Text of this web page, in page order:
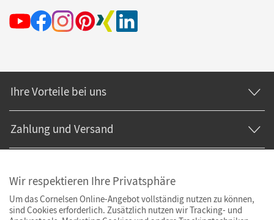
Ihre Vorteile bei uns
Zahlung und Versand
Wir respektieren Ihre Privatsphäre
Um das Cornelsen Online-Angebot vollständig nutzen zu können,
sind Cookies erforderlich. Zusätzlich nutzen wir Tracking- und